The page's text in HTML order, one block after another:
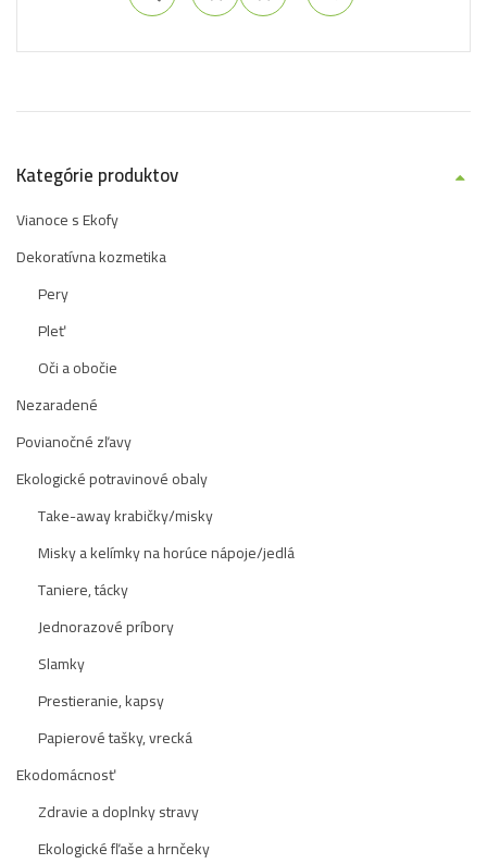
Kategórie produktov
Vianoce s Ekofy
Dekoratívna kozmetika
Pery
Pleť
Oči a obočie
Nezaradené
Povianočné zľavy
Ekologické potravinové obaly
Take-away krabičky/misky
Misky a kelímky na horúce nápoje/jedlá
Taniere, tácky
Jednorazové príbory
Slamky
Prestieranie, kapsy
Papierové tašky, vrecká
Ekodomácnosť
Zdravie a doplnky stravy
Ekologické fľaše a hrnčeky